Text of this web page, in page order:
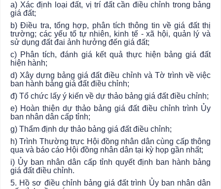
a) Xác định loại đất, vị trí đất cần điều chỉnh trong bảng
giá đất;
b) Điều tra, tổng hợp, phân tích thông tin về giá đất thị
trường; các yếu tố tự nhiên, kinh tế - xã hội, quản lý và
sử dụng đất đai ảnh hưởng đến giá đất;
c) Phân tích, đánh giá kết quả thực hiện bảng giá đất
hiện hành;
d) Xây dựng bảng giá đất điều chỉnh và Tờ trình về việc
ban hành bảng giá đất điều chỉnh;
đ) Tổ chức lấy ý kiến về dự thảo bảng giá đất điều chỉnh;
e) Hoàn thiện dự thảo bảng giá đất điều chỉnh trình Ủy
ban nhân dân cấp tỉnh;
g) Thẩm định dự thảo bảng giá đất điều chỉnh;
h) Trình Thường trực Hội đồng nhân dân cùng cấp thông
qua và báo cáo Hội đồng nhân dân tại kỳ họp gần nhất;
i) Ủy ban nhân dân cấp tỉnh quyết định ban hành bảng
giá đất điều chỉnh.
5. Hồ sơ điều chỉnh bảng giá đất trình Ủy ban nhân dân